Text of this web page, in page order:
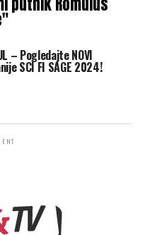
putnik Romulus
– Pogledajte NOVI
SCI FI SAGE 2024!